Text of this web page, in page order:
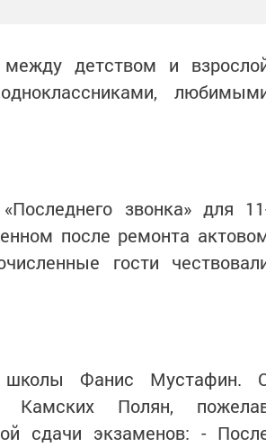
детством и
звонка» для
после ремонта
гости
школы Фанис Мустафин.
Камских Полян,
сдачи экзаменов: -